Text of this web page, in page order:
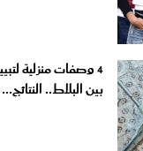
4 وصفات منزلية
بين البلاط.. النتائج...